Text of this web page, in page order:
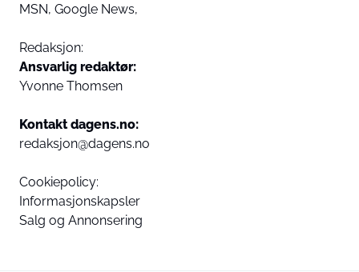
MSN, Google News,
Redaksjon:
Ansvarlig redaktør:
Yvonne Thomsen
Kontakt dagens.no:
redaksjon@dagens.no
Cookiepolicy:
Informasjonskapsler
Salg og Annonsering